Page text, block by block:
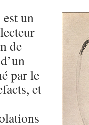
un
de
par le
et